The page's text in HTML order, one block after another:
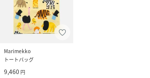
Marimekko
トートバッグ
9,460 円